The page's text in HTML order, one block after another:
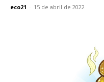
eco21 - 15 de abril de 2022